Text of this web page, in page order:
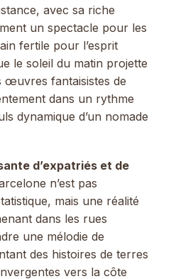
avec sa riche
un spectacle pour les
fertile pour l’esprit
le soleil du matin projette
œuvres fantaisistes de
dans un rythme
dynamique d’un nomade
d’expatriés et de
n’est pas
mais une réalité
dans les rues
une mélodie de
des histoires de terres
vers la côte